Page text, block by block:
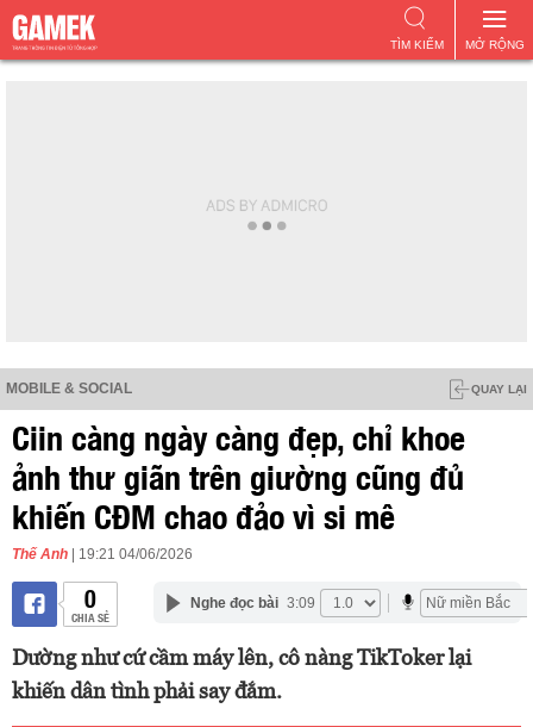
MỞ RỘNG
TÌM KIẾM
MOBILE & SOCIAL QUAY LẠI
Ciin càng ngày càng đẹp, chỉ khoe
ảnh thư giãn trên giường cũng đủ
khiến CĐM chao đảo vì si mê
Thế Anh | 19:21 04/06/2026
0
CHIA SẺ
Nghe đọc bài 3:09
Dường như cứ cầm máy lên, cô nàng TikToker lại
khiến dân tình phải say đắm.